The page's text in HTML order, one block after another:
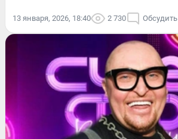
13 января, 2026, 18:40 2 730 Обсудить